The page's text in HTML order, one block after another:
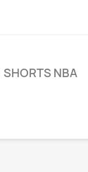
SHORTS NBA